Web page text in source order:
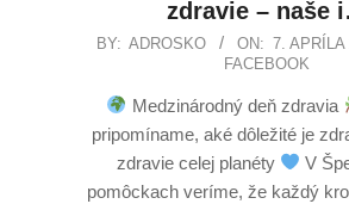
zdravie – naše
BY: ADROSKO ON: 7. APRÍLA
FACEBOOK
Medzinárodný deň zdravia
pripomíname, aké dôležité je
zdravie celej planéty
V
pomôckach veríme, že každý